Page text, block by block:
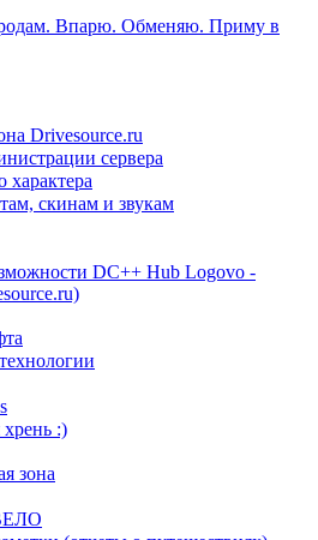
Впарю. Обменяю. Приму в
Drivesource.ru
сервера
скинам и звукам
DC++ Hub Logovo -
:)
зона